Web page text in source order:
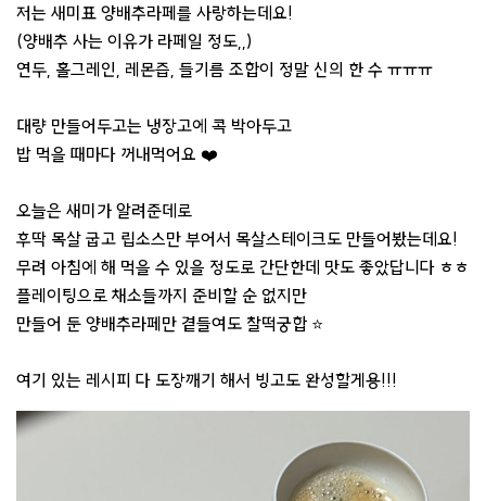
저는 새미표 양배추라페를 사랑하는데요!
(양배추 사는 이유가 라페일 정도,,)
연두, 홀그레인, 레몬즙, 들기름 조합이 정말 신의 한 수 ㅠㅠㅠ
대량 만들어두고는 냉장고에 콕 박아두고
밥 먹을 때마다 꺼내먹어요 ❤️
오늘은 새미가 알려준데로
후딱 목살 굽고 립소스만 부어서 목살스테이크도 만들어봤는데요!
무려 아침에 해 먹을 수 있을 정도로 간단한데 맛도 좋았답니다 ㅎㅎ
플레이팅으로 채소들까지 준비할 순 없지만
만들어 둔 양배추라페만 곁들여도 찰떡궁합 ⭐
여기 있는 레시피 다 도장깨기 해서 빙고도 완성할게용!!!